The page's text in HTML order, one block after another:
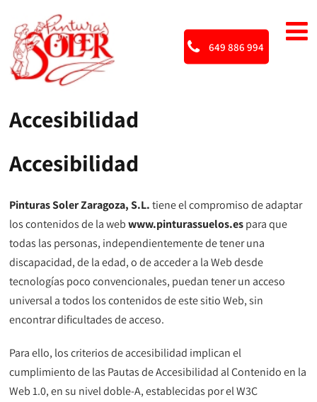
649 886 994
Accesibilidad
Accesibilidad
Pinturas Soler Zaragoza, S.L.tiene el compromiso de adaptar
los contenidos de la webwww.pinturassuelos.espara que
todas las personas, independientemente de tener una
discapacidad, de la edad, o de acceder a la Web desde
tecnologías poco convencionales, puedan tener un acceso
universal a todos los contenidos de este sitio Web, sin
encontrar dificultades de acceso.
Para ello, los criterios de accesibilidad implican el
cumplimiento de las Pautas de Accesibilidad al Contenido en la
Web 1.0, en su nivel doble-A, establecidas por el W3C